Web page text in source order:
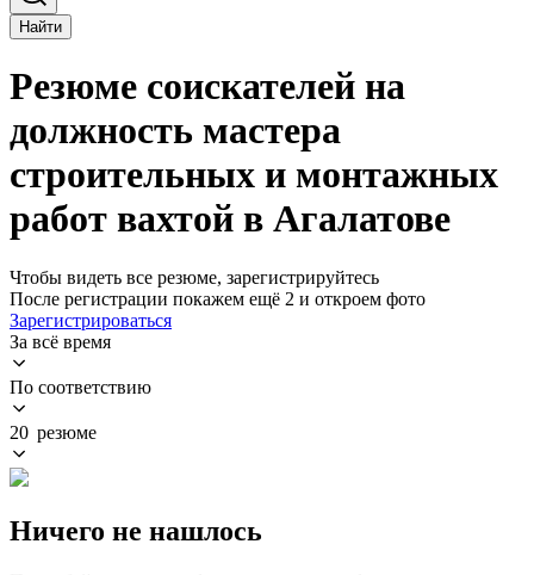
Найти
Резюме соискателей на
должность мастера
строительных и монтажных
работ вахтой в Агалатове
Чтобы видеть все резюме, зарегистрируйтесь
После регистрации покажем ещё 2 и откроем фото
Зарегистрироваться
За всё время
По соответствию
20 резюме
Ничего не нашлось